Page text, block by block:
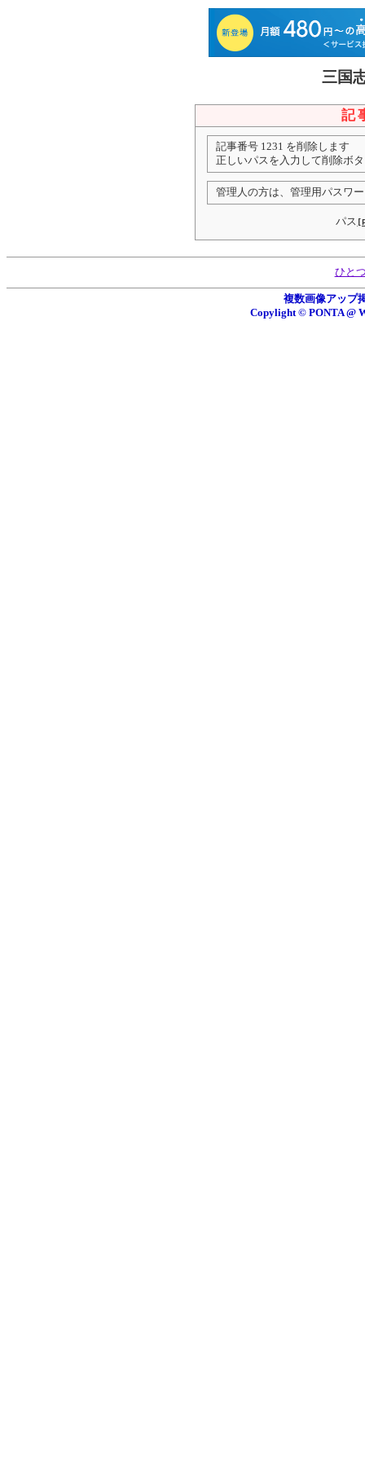
三国
記
記事番号 1231 を削除します
正しいパスを入力して削除ボ
管理人の方は、管理用パスワ
パス
ひと
複数画像アップ
Copylight © PONTA @